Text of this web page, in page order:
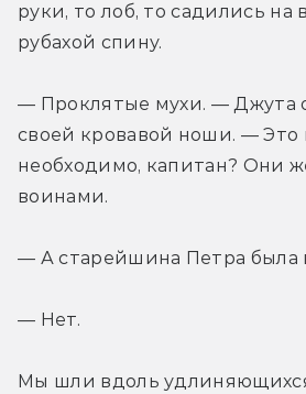
руки, то лоб, то садились
рубахой спину.
— Проклятые мухи. — Джута
своей кровавой ноши. — Это
необходимо, капитан? Они
воинами.
— А старейшина Петра была
— Нет.
Мы шли вдоль